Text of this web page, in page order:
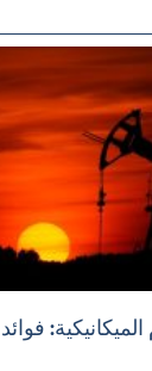
الميكانيكية: